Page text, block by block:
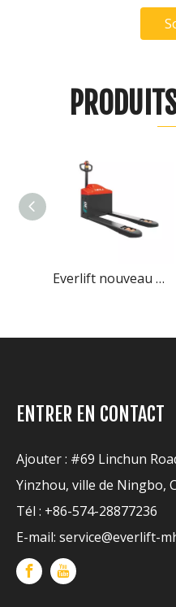
Everlift nouveau modèle 3 tonnes hors route transpalette électrique transpalette électrique
ENTRER EN CONTACT
Ajouter : #69 Linchun
Yinzhou, ville de Ningbo,
Tél : +86-574-28877236
E-mail: service@everlift-